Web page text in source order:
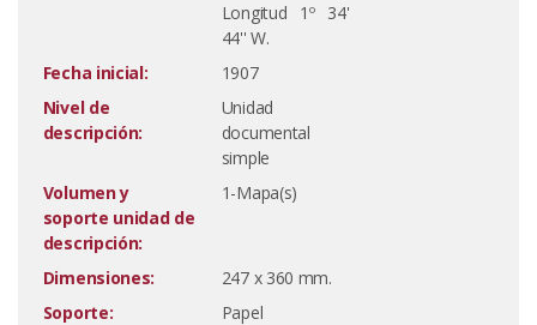
Longitud 1º 34'
44'' W.
Fecha inicial:
1907
Nivel de
descripción:
Unidad
documental
simple
Volumen y
soporte unidad de
descripción:
1-Mapa(s)
Dimensiones:
247 x 360 mm.
Soporte:
Papel